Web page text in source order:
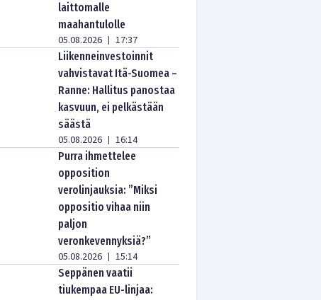
laittomalle
maahantulolle
05.08.2026 | 17:37
Liikenneinvestoinnit
vahvistavat Itä-Suomea –
Ranne: Hallitus panostaa
kasvuun, ei pelkästään
säästä
05.08.2026 | 16:14
Purra ihmettelee
opposition
verolinjauksia: ”Miksi
oppositio vihaa niin
paljon
veronkevennyksiä?”
05.08.2026 | 15:14
Seppänen vaatii
tiukempaa EU-linjaa: